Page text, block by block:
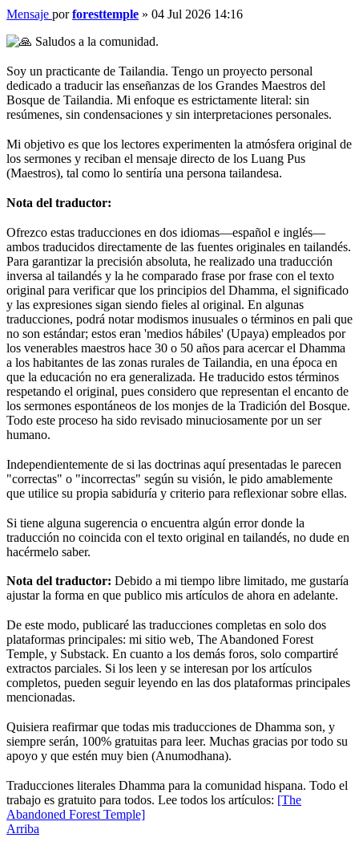
Mensaje porforesttemple » 04 Jul 2026 14:16
Saludos a la comunidad.
Soy un practicante de Tailandia. Tengo un proyecto personal
dedicado a traducir las enseñanzas de los Grandes Maestros del
Bosque de Tailandia. Mi enfoque es estrictamente literal: sin
resúmenes, sin condensaciones y sin interpretaciones personales.
Mi objetivo es que los lectores experimenten la atmósfera original de
los sermones y reciban el mensaje directo de los Luang Pus
(Maestros), tal como lo sentiría una persona tailandesa.
Nota del traductor:
Ofrezco estas traducciones en dos idiomas—español e inglés—
ambos traducidos directamente de las fuentes originales en tailandés.
Para garantizar la precisión absoluta, he realizado una traducción
inversa al tailandés y la he comparado frase por frase con el texto
original para verificar que los principios del Dhamma, el significado
y las expresiones sigan siendo fieles al original. En algunas
traducciones, podrá notar modismos inusuales o términos en pali que
no son estándar; estos eran 'medios hábiles' (Upaya) empleados por
los venerables maestros hace 30 o 50 años para acercar el Dhamma
a los habitantes de las zonas rurales de Tailandia, en una época en
que la educación no era generalizada. He traducido estos términos
respetando el original, pues considero que representan el encanto de
los sermones espontáneos de los monjes de la Tradición del Bosque.
Todo este proceso ha sido revisado minuciosamente por un ser
humano.
Independientemente de si las doctrinas aquí presentadas le parecen
"correctas" o "incorrectas" según su visión, le pido amablemente
que utilice su propia sabiduría y criterio para reflexionar sobre ellas.
Si tiene alguna sugerencia o encuentra algún error donde la
traducción no coincida con el texto original en tailandés, no dude en
hacérmelo saber.
Nota del traductor: Debido a mi tiempo libre limitado, me gustaría
ajustar la forma en que publico mis artículos de ahora en adelante.
De este modo, publicaré las traducciones completas en solo dos
plataformas principales: mi sitio web, The Abandoned Forest
Temple, y Substack. En cuanto a los demás foros, solo compartiré
extractos parciales. Si los leen y se interesan por los artículos
completos, pueden seguir leyendo en las dos plataformas principales
mencionadas.
Quisiera reafirmar que todas mis traducciones de Dhamma son, y
siempre serán, 100% gratuitas para leer. Muchas gracias por todo su
apoyo y que estén muy bien (Anumodhana).
Traducciones literales Dhamma para la comunidad hispana. Todo el
trabajo es gratuito para todos. Lee todos los artículos: [The
Abandoned Forest Temple]
Arriba